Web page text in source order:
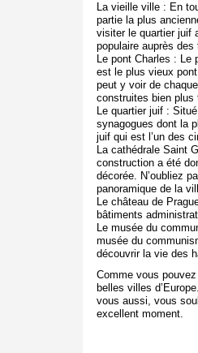
La vieille ville : En
partie la plus
visiter le quartier juif
populaire auprès des
Le pont Charles : Le
est le plus vieux
peut y voir de
construites bien plus
Le quartier juif :
synagogues dont la
juif qui est l’un des
La cathédrale Saint
construction a été
décorée. N’oubliez
panoramique de la
Le château de
bâtiments
Le musée du
musée du
découvrir la vie des
Comme vous
belles villes
vous aussi, vous
excellent moment.